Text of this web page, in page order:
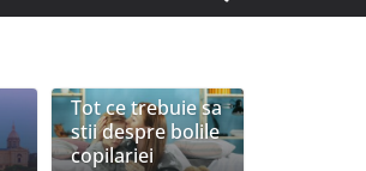
Tot ce trebuie sa
stii despre bolile
copilariei